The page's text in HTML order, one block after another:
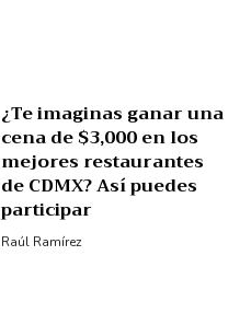
¿Te imaginas ganar una
cena de $3,000 en los
mejores restaurantes
de CDMX? Así puedes
participar
Raúl Ramírez